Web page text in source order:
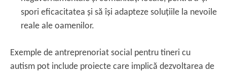
spori eficacitatea și să își adapteze soluțiile la nevoile
reale ale oamenilor.
Exemple de antreprenoriat social pentru tineri cu
autism pot include proiecte care implică dezvoltarea de